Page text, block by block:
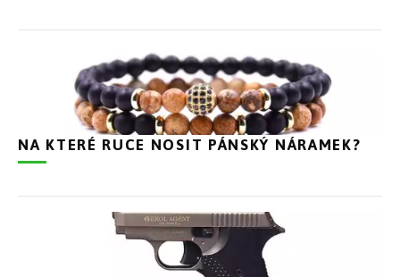
NA KTERÉ RUCE NOSIT PÁNSKÝ NÁRAMEK?